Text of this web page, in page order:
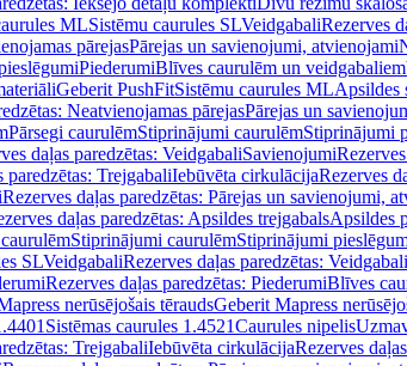
MLSistēmu caurules SLVeidgabaliRezerves
pārejasPārejas un savienojumi, atvienojami
PiederumiBlīves caurulēm un veidgabaliem
Geberit PushFitSistēmu caurules MLApsildes
Neatvienojamas pārejasPārejas un
Pārsegi caurulēmStiprinājumi caurulēmStiprinājumi
daļas paredzētas: VeidgabaliSavienojumi
paredzētas: TrejgabaliIebūvēta cirkulācijaRezerves
Rezerves daļas paredzētas: Pārejas un savienojumi,
daļas paredzētas: Apsildes trejgabalsApsildes
Stiprinājumi caurulēmStiprinājumi
SLVeidgabaliRezerves daļas paredzētas: Veidgabali
Rezerves daļas paredzētas: PiederumiBlīves
nerūsējošais tēraudsGeberit Mapress
Sistēmas caurules 1.4521Caurules nipelis
TrejgabaliIebūvēta cirkulācijaRezerves